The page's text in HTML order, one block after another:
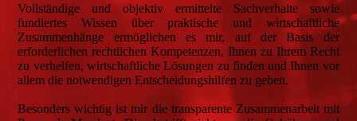
Vollständige und objektiv ermittelte Sachverhalte sowie
fundiertes Wissen über praktische und wirtschaftliche
Zusammenhänge ermöglichen es mir, auf der Basis der
erforderlichen rechtlichen Kompetenzen, Ihnen zu Ihrem Recht
zu verhelfen, wirtschaftliche Lösungen zu finden und Ihnen vor
allem die notwendigen Entscheidungshilfen zu geben.
Besonders wichtig ist mir die transparente Zusammenarbeit mit